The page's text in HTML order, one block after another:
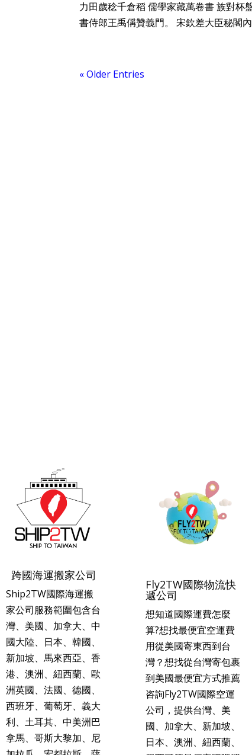
力田歲稔千倉稻 儒學家藏萬卷書 族對杯
書侍郎王禹偁贊義門。 宋欽差大臣秘閣
« Older Entries
跨國海運搬家公司
Ship2TW國際海運搬
家公司服務範圍包含台
灣、美國、加拿大、中
國大陸、日本、韓國、
新加坡、馬來西亞、香
港、澳洲、紐西蘭、歐
洲英國、法國、德國、
西班牙、葡萄牙、義大
利、土耳其、中美洲巴
拿馬、哥斯大黎加、尼
Fly2TW國際物流快
遞公司
想知道國際運費怎麼
算?想找最便宜空運費
用從美國寄東西到台
灣？想找從台灣寄包裹
到美國最便宜方式推薦
咨詢Fly2TW國際空運
公司，提供台灣、美
國、加拿大、新加坡、
日本、澳洲、紐西蘭、